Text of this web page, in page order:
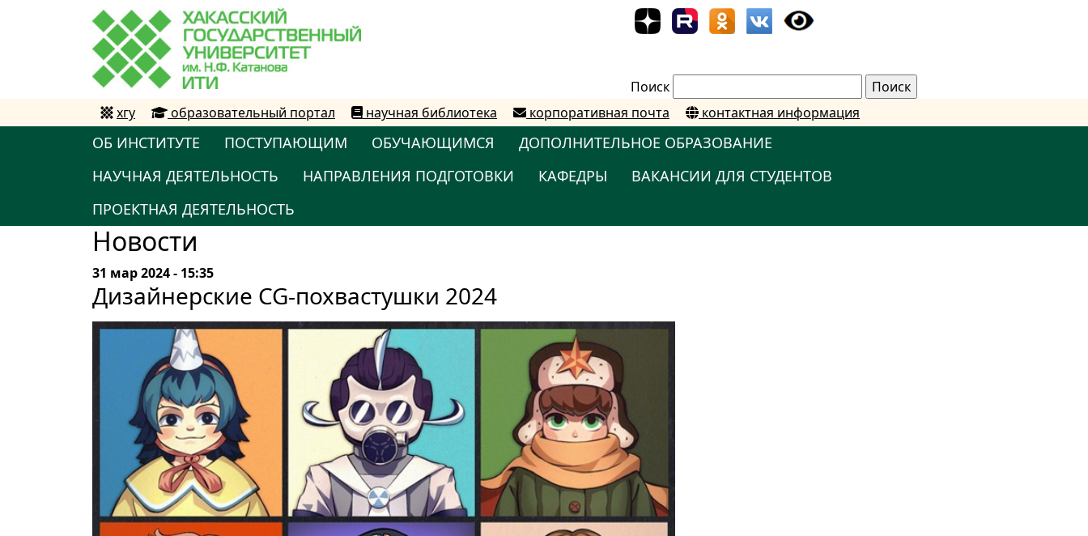
Поиск
хгу
образовательный портал научная библиотека корпоративная почта контактная информация
ОБ ИНСТИТУТЕ ПОСТУПАЮЩИМ ОБУЧАЮЩИМСЯ
ДОПОЛНИТЕЛЬНОЕ ОБРАЗОВАНИЕ
НАУЧНАЯ ДЕЯТЕЛЬНОСТЬ
НАПРАВЛЕНИЯ ПОДГОТОВКИ КАФЕДРЫ
ВАКАНСИИ ДЛЯ СТУДЕНТОВ
ПРОЕКТНАЯ ДЕЯТЕЛЬНОСТЬ
Новости
31 мар 2024 - 15:35
Дизайнерские CG-похвастушки 2024